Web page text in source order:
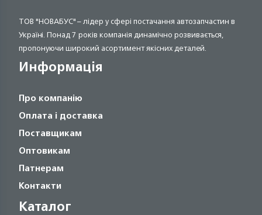
ТОВ "НОВАБУС" – лідер у сфері постачання автозапчастин в
Україні. Понад 7 років компанія динамічно розвивається,
пропонуючи широкий асортимент якісних деталей.
Информація
Про компанію
Оплата і доставка
Поставщикам
Оптовикам
Патнерам
Контакти
Каталог